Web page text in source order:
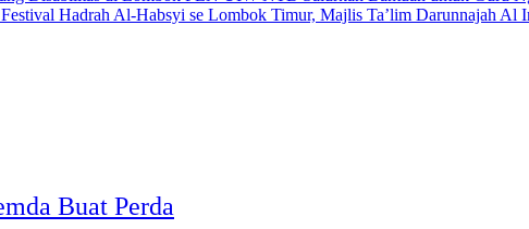
se Lombok Timur, Majlis Ta’lim Darunnajah Al
Buat Perda